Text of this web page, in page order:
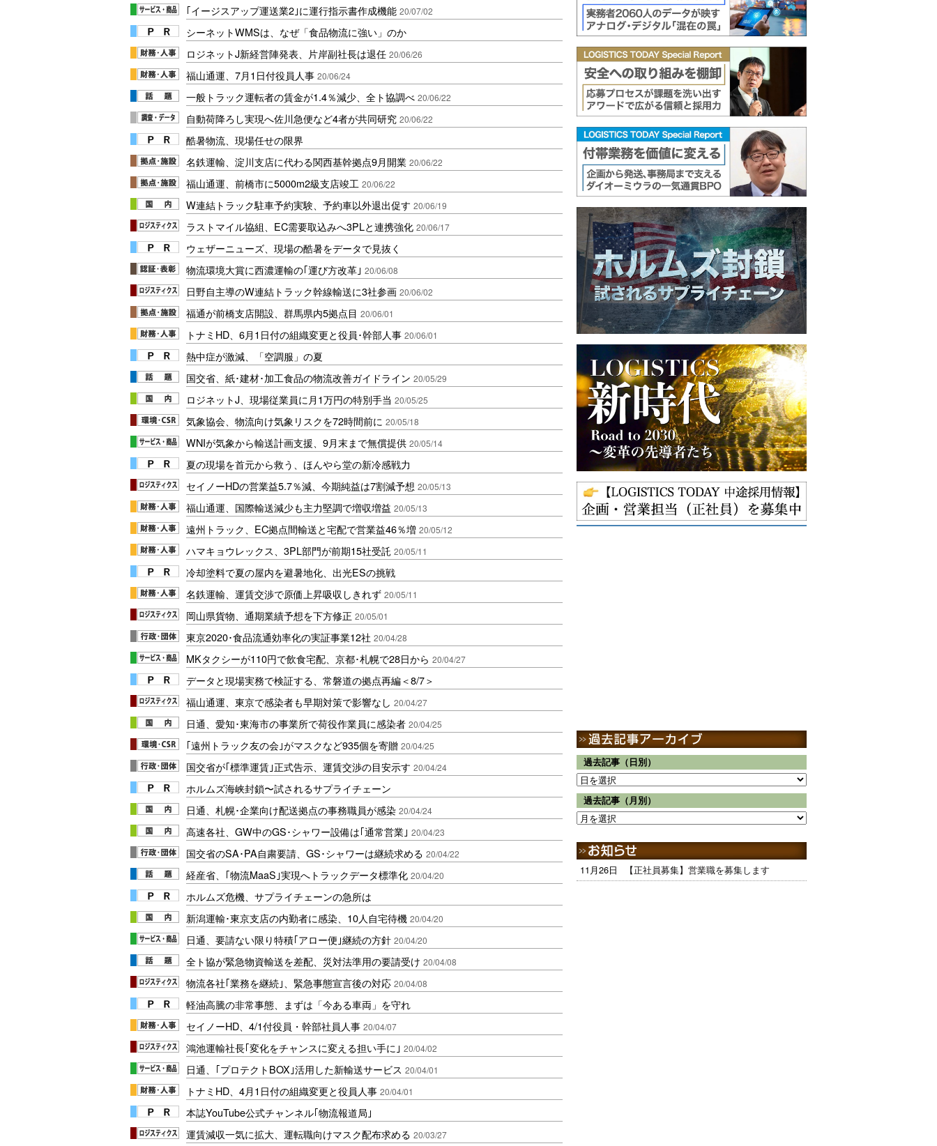
｢イージスアップ運送業2｣に運行指示書作成機能 20/07/02
シーネットWMSは、なぜ「食品物流に強い」のか
ロジネットJ新経営陣発表、片岸副社長は退任 20/06/26
福山通運、7月1日付役員人事 20/06/24
一般トラック運転者の賃金が1.4％減少、全ト協調べ 20/06/22
自動荷降ろし実現へ佐川急便など4者が共同研究 20/06/22
酷暑物流、現場任せの限界
名鉄運輸、淀川支店に代わる関西基幹拠点9月開業 20/06/22
福山通運、前橋市に5000m2級支店竣工 20/06/22
W連結トラック駐車予約実験、予約車以外退出促す 20/06/19
ラストマイル協組、EC需要取込みへ3PLと連携強化 20/06/17
ウェザーニューズ、現場の酷暑をデータで見抜く
物流環境大賞に西濃運輸の｢運び方改革｣ 20/06/08
日野自主導のW連結トラック幹線輸送に3社参画 20/06/02
福通が前橋支店開設、群馬県内5拠点目 20/06/01
トナミHD、6月1日付の組織変更と役員･幹部人事 20/06/01
熱中症が激減、「空調服」の夏
国交省、紙･建材･加工食品の物流改善ガイドライン 20/05/29
ロジネットJ、現場従業員に月1万円の特別手当 20/05/25
気象協会、物流向け気象リスクを72時間前に 20/05/18
WNIが気象から輸送計画支援、9月末まで無償提供 20/05/14
夏の現場を首元から救う、ほんやら堂の新冷感戦力
セイノーHDの営業益5.7％減、今期純益は7割減予想 20/05/13
福山通運、国際輸送減少も主力堅調で増収増益 20/05/13
遠州トラック、EC拠点間輸送と宅配で営業益46％増 20/05/12
ハマキョウレックス、3PL部門が前期15社受託 20/05/11
冷却塗料で夏の屋内を避暑地化、出光ESの挑戦
名鉄運輸、運賃交渉で原価上昇吸収しきれず 20/05/11
岡山県貨物、通期業績予想を下方修正 20/05/01
東京2020･食品流通効率化の実証事業12社 20/04/28
MKタクシーが110円で飲食宅配、京都･札幌で28日から 20/04/27
データと現場実務で検証する、常磐道の拠点再編＜8/7＞
福山通運、東京で感染者も早期対策で影響なし 20/04/27
日通、愛知･東海市の事業所で荷役作業員に感染者 20/04/25
｢遠州トラック友の会｣がマスクなど935個を寄贈 20/04/25
国交省が｢標準運賃｣正式告示、運賃交渉の目安示す 20/04/24
ホルムズ海峡封鎖〜試されるサプライチェーン
日通、札幌･企業向け配送拠点の事務職員が感染 20/04/24
高速各社、GW中のGS･シャワー設備は｢通常営業｣ 20/04/23
国交省のSA･PA自粛要請、GS･シャワーは継続求める 20/04/22
経産省、｢物流MaaS｣実現へトラックデータ標準化 20/04/20
ホルムズ危機、サプライチェーンの急所は
新潟運輸･東京支店の内勤者に感染、10人自宅待機 20/04/20
日通、要請ない限り特積｢アロー便｣継続の方針 20/04/20
全ト協が緊急物資輸送を差配、災対法準用の要請受け 20/04/08
物流各社｢業務を継続｣、緊急事態宣言後の対応 20/04/08
軽油高騰の非常事態、まずは「今ある車両」を守れ
セイノーHD、4/1付役員・幹部社員人事 20/04/07
鴻池運輸社長｢変化をチャンスに変える担い手に｣ 20/04/02
日通、｢プロテクトBOX｣活用した新輸送サービス 20/04/01
トナミHD、4月1日付の組織変更と役員人事 20/04/01
本誌YouTube公式チャンネル｢物流報道局｣
運賃減収一気に拡大、運転職向けマスク配布求める 20/03/27
過去記事（日別）
過去記事（月別）
11月26日 【正社員募集】営業職を募集します